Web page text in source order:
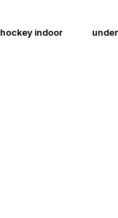
hockey indoor